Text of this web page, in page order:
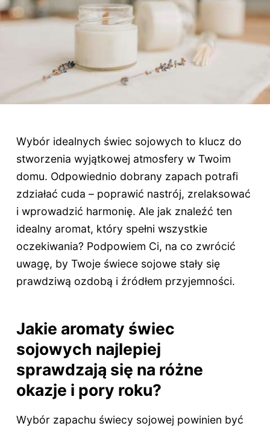
Wybór idealnych świec sojowych to klucz do
stworzenia wyjątkowej atmosfery w Twoim
domu. Odpowiednio dobrany zapach potrafi
zdziałać cuda – poprawić nastrój, zrelaksować
i wprowadzić harmonię. Ale jak znaleźć ten
idealny aromat, który spełni wszystkie
oczekiwania? Podpowiem Ci, na co zwrócić
uwagę, by Twoje świece sojowe stały się
prawdziwą ozdobą i źródłem przyjemności.
Jakie aromaty świec
sojowych najlepiej
sprawdzają się na różne
okazje i pory roku?
Wybór zapachu świecy sojowej powinien być